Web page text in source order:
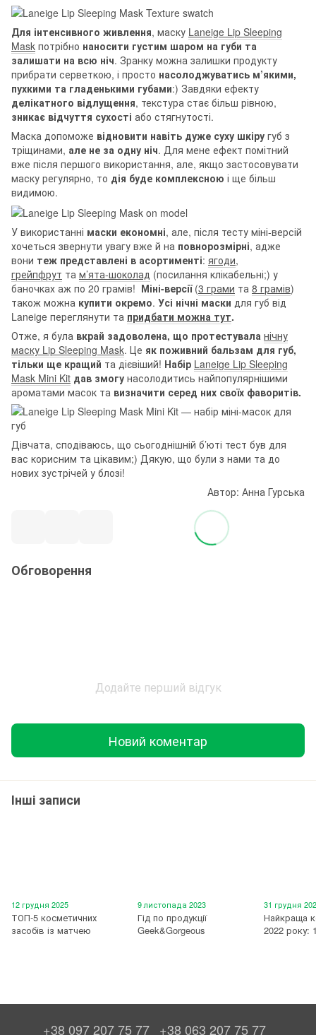
Для інтенсивного живлення, маску Laneige Lip Sleeping
Mask потрібно наносити густим шаром на губи та
залишати на всю ніч. Зранку можна залишки продукту
прибрати серветкою, і просто насолоджуватись м’якими,
пухкими та гладенькими губами:) Завдяки ефекту
делікатного відлущення, текстура стає більш рівною,
зникає відчуття сухості або стягнутості.
Маска допоможе відновити навіть дуже суху шкіру губ з
тріщинами, але не за одну ніч. Для мене ефект помітний
вже після першого використання, але, якщо застосовувати
маску регулярно, то дія буде комплексною і ще більш
видимою.
У використанні маски економні, але, після тесту міні-версій
хочеться звернути увагу вже й на повнорозмірні, адже
вони теж представлені в асортименті: ягоди,
грейпфрут та м’ята-шоколад (посилання клікабельні;) у
баночках аж по 20 грамів! Міні-версії(3 грами та 8 грамів)
також можна купити окремо. Усі нічні маски для губ від
Laneige переглянути та придбати можна тут.
Отже, я була вкрай задоволена, що протестувала нічну
маску Lip Sleeping Mask. Це як поживний бальзам для губ,
тільки ще кращий та дієвіший! Набір Laneige Lip Sleeping
Mask Mini Kit дав змогу насолодитись найпопулярнішими
ароматами масок та визначити серед них своїх фаворитів.
Дівчата, сподіваюсь, що сьогоднішній б’юті тест був для
вас корисним та цікавим;) Дякую, що були з нами та до
нових зустрічей у блозі!
Автор: Анна Гурська
Обговорення
Додайте перший відгук
Новий коментар
Інші записи
12 грудня 2025
ТОП-5 косметичних
засобів із матчею
9 листопада 2023
Гід по продукції
Geek&Gorgeous
31 грудня
Найкраща
2022 року:
+38 097 207 75 77 +38 063 207 75 77